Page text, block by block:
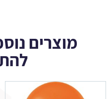
מוצרים